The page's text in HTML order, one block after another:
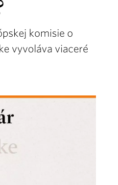
komisie o
vyvoláva viaceré